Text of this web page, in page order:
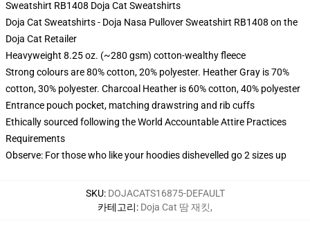
Sweatshirt RB1408 Doja Cat Sweatshirts
Doja Cat Sweatshirts - Doja Nasa Pullover Sweatshirt RB1408 on the
Doja Cat Retailer
Heavyweight 8.25 oz. (~280 gsm) cotton-wealthy fleece
Strong colours are 80% cotton, 20% polyester. Heather Gray is 70%
cotton, 30% polyester. Charcoal Heather is 60% cotton, 40% polyester
Entrance pouch pocket, matching drawstring and rib cuffs
Ethically sourced following the World Accountable Attire Practices
Requirements
Observe: For those who like your hoodies dishevelled go 2 sizes up
SKU: DOJACATS16875-DEFAULT
카테고리: Doja Cat 땀 재킷,